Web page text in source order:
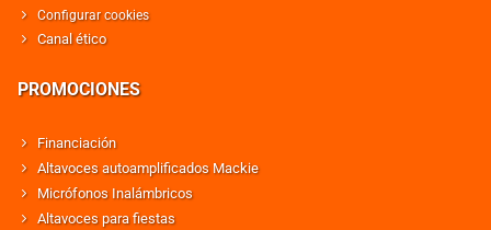
Configurar cookies
Canal ético
PROMOCIONES
Financiación
Altavoces autoamplificados Mackie
Micrófonos Inalámbricos
Altavoces para fiestas